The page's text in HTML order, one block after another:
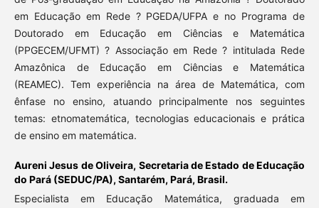
em Educação em Rede ? PGEDA/UFPA e no Programa de
Doutorado em Educação em Ciências e Matemática
(PPGECEM/UFMT) ? Associação em Rede ? intitulada Rede
Amazônica de Educação em Ciências e Matemática
(REAMEC). Tem experiência na área de Matemática, com
ênfase no ensino, atuando principalmente nos seguintes
temas: etnomatemática, tecnologias educacionais e prática
de ensino em matemática.
Aureni Jesus de Oliveira, Secretaria de Estado de Educação
do Pará (SEDUC/PA), Santarém, Pará, Brasil.
Especialista em Educação Matemática, graduada em